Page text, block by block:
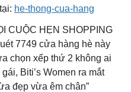
he-thong-cua-hang
CUỘC HẸN SHOPPING
7749 cửa hàng hè này
chọn xếp thứ 2 không ai
Biti’s Women ra mắt
đẹp vừa êm chân”